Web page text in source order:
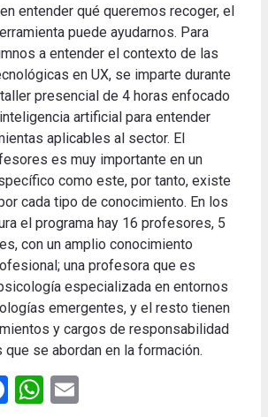
entender qué queremos recoger, el
puede ayudarnos. Para
a entender el contexto de las
en UX, se imparte durante
presencial de 4 horas enfocado
artificial para entender
aplicables al sector. El
es muy importante en un
como este, por tanto, existe
cada tipo de conocimiento. En los
el programa hay 16 profesores, 5
con un amplio conocimiento
una profesora que es
especializada en entornos
emergentes, y el resto tienen
y cargos de responsabilidad
se abordan en la formación.
Facebook
WhatsApp